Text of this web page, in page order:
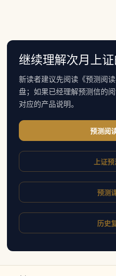
继续理解次月上
新读者建议先阅读《预测阅
盘；如果已经理解预测信的
对应的产品说明。
预测阅
上证
预测
历史